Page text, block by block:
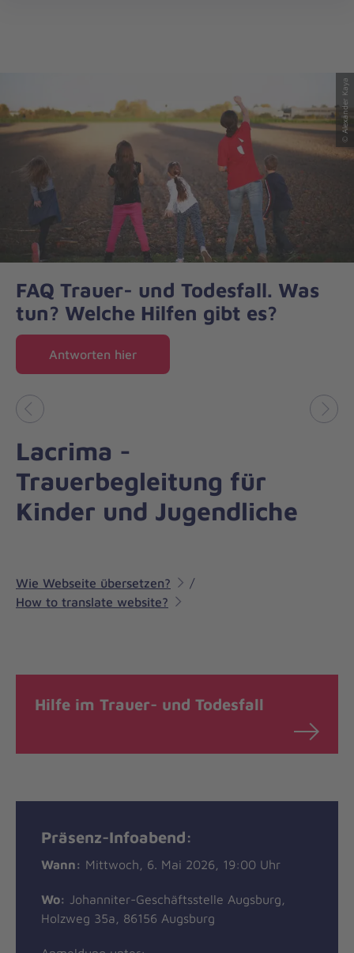
© Alexander Kaya
FAQ Trauer- und Todesfall. Was
tun? Welche Hilfen gibt es?
Antworten hier
Vorheriges
Lacrima -
Trauerbegleitung für
Kinder und Jugendliche
Wie Webseite übersetzen?
/
How to translate website?
Hilfe im Trauer- und Todesfall
Präsenz-Infoabend:
Wann: Mittwoch, 6. Mai 2026, 19:00 Uhr
Wo:
Johanniter-Geschäftsstelle Augsburg,
Holzweg 35a, 86156 Augsburg